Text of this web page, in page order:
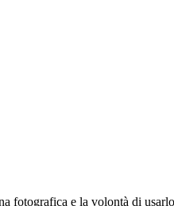
fotografica e la volontà di